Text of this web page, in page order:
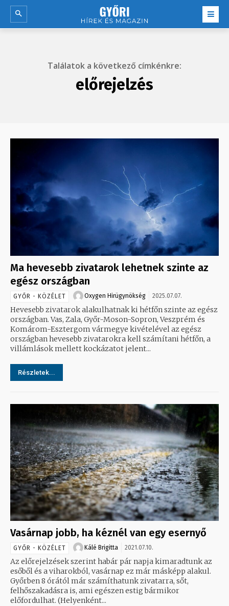
Találatok a következő címkénkre:
előrejelzés
Ma hevesebb zivatarok lehetnek szinte az
egész országban
GYŐR - KÖZÉLET Oxygen Hirügynökség 2025.07.07.
Hevesebb zivatarok alakulhatnak ki hétfőn szinte az egész
országban. Vas, Zala, Győr-Moson-Sopron, Veszprém és
Komárom-Esztergom vármegye kivételével az egész
országban hevesebb zivatarokra kell számítani hétfőn, a
villámlások mellett kockázatot jelent...
Részletek...
Vasárnap jobb, ha kéznél van egy esernyő
GYŐR - KÖZÉLET Kálé Brigitta 2021.07.10.
Az előrejelzések szerint habár pár napja kimaradtunk az
esőből és a viharokból, vasárnap ez már másképp alakul.
Győrben 8 órától már számíthatunk zivatarra, sőt,
felhőszakadásra is, ami egészen estig bármikor
előfordulhat. (Helyenként...